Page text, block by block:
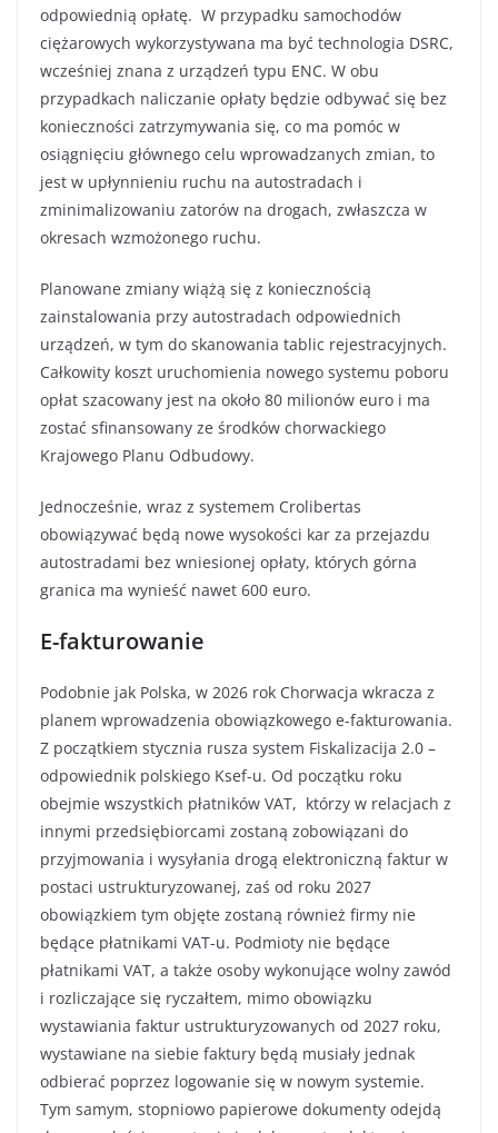
odpowiednią opłatę. W przypadku samochodów
ciężarowych wykorzystywana ma być technologia DSRC,
wcześniej znana z urządzeń typu ENC. W obu
przypadkach naliczanie opłaty będzie odbywać się bez
konieczności zatrzymywania się, co ma pomóc w
osiągnięciu głównego celu wprowadzanych zmian, to
jest w upłynnieniu ruchu na autostradach i
zminimalizowaniu zatorów na drogach, zwłaszcza w
okresach wzmożonego ruchu.
Planowane zmiany wiążą się z koniecznością
zainstalowania przy autostradach odpowiednich
urządzeń, w tym do skanowania tablic rejestracyjnych.
Całkowity koszt uruchomienia nowego systemu poboru
opłat szacowany jest na około 80 milionów euro i ma
zostać sfinansowany ze środków chorwackiego
Krajowego Planu Odbudowy.
Jednocześnie, wraz z systemem Crolibertas
obowiązywać będą nowe wysokości kar za przejazdu
autostradami bez wniesionej opłaty, których górna
granica ma wynieść nawet 600 euro.
E-fakturowanie
Podobnie jak Polska, w 2026 rok Chorwacja wkracza z
planem wprowadzenia obowiązkowego e-fakturowania.
Z początkiem stycznia rusza system Fiskalizacija 2.0 –
odpowiednik polskiego Ksef-u. Od początku roku
obejmie wszystkich płatników VAT, którzy w relacjach z
innymi przedsiębiorcami zostaną zobowiązani do
przyjmowania i wysyłania drogą elektroniczną faktur w
postaci ustrukturyzowanej, zaś od roku 2027
obowiązkiem tym objęte zostaną również firmy nie
będące płatnikami VAT-u. Podmioty nie będące
płatnikami VAT, a także osoby wykonujące wolny zawód
i rozliczające się ryczałtem, mimo obowiązku
wystawiania faktur ustrukturyzowanych od 2027 roku,
wystawiane na siebie faktury będą musiały jednak
odbierać poprzez logowanie się w nowym systemie.
Tym samym, stopniowo papierowe dokumenty odejdą